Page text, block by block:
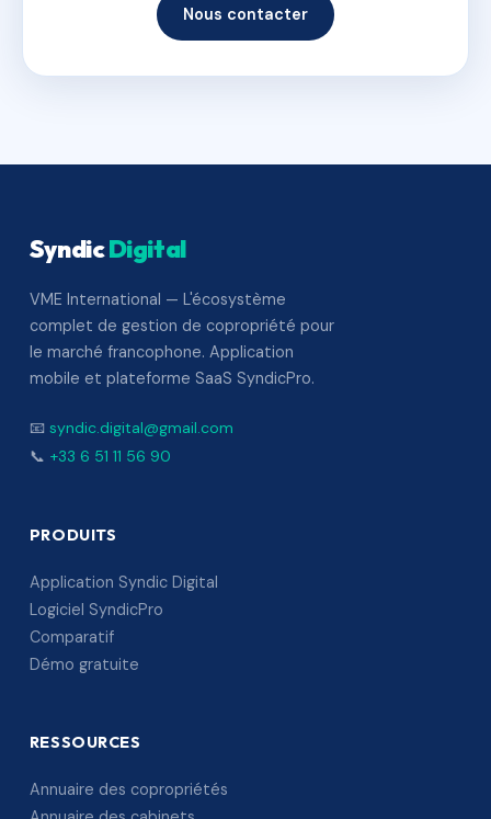
Nous contacter
SyndicDigital
VME International — L'écosystème
complet de gestion de copropriété pour
le marché francophone. Application
mobile et plateforme SaaS SyndicPro.
📧 syndic.digital@gmail.com
📞 +33 6 51 11 56 90
PRODUITS
Application Syndic Digital
Logiciel SyndicPro
Comparatif
Démo gratuite
RESSOURCES
Annuaire des copropriétés